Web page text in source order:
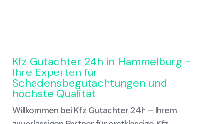
Kfz Gutachter 24h in Hammelburg -
Ihre Experten für
Schadensbegutachtungen und
höchste Qualität
Willkommen bei Kfz Gutachter 24h – Ihrem